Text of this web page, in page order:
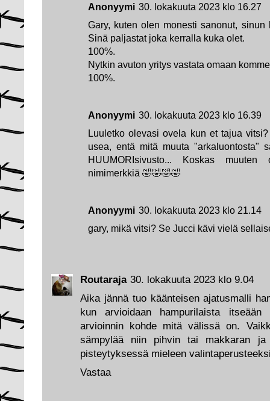
Routaraja 30. lokakuuta 2023 klo 9.04
Aika jännä tuo käänteisen ajatusmalli
kun arvioidaan hampurilaista
arvioinnin kohde mitä välissä on.
sämpylää niin pihvin tai makkaran
pisteytyksessä mieleen
Vastaa
Anonyymi 30. lokakuuta 2023 klo 16.27
Gary, kuten olen monesti sanonut, sinun
Sinä paljastat joka kerralla kuka olet.
100%.
Nytkin avuton yritys vastata omaan
100%.
Anonyymi 30. lokakuuta 2023 klo 16.39
Luuletko olevasi ovela kun et tajua
usea, entä mitä muuta "arkaluontosta"
HUUMORIsivusto... Koskas
nimimerkkiä 🤣🤣🤣🤣
Anonyymi 30. lokakuuta 2023 klo 21.14
gary, mikä vitsi? Se Jucci kävi vielä